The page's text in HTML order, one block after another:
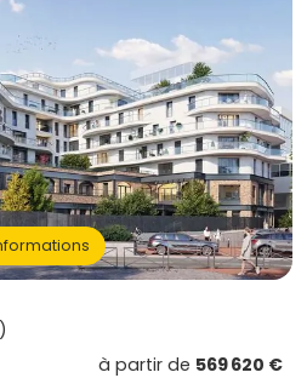
à partir de 569 620 €